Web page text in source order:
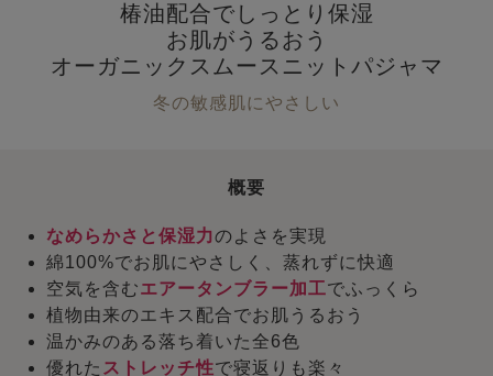
椿油配合でしっとり保湿
お肌がうるおう
オーガニックスムースニットパジャマ
冬の敏感肌にやさしい
概要
なめらかさと保湿力のよさを実現
綿100%でお肌にやさしく、蒸れずに快適
空気を含むエアータンブラー加工でふっくら
植物由来のエキス配合でお肌うるおう
温かみのある落ち着いた全6色
優れた ストレッチ性で寝返りも楽々